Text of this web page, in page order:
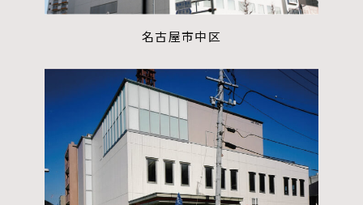
名古屋市中区